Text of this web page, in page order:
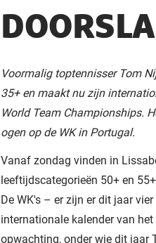
Voormalig toptennisser Tom
35+ en maakt nu zijn
World Team Championships.
ogen op de WK in Portugal.
Vanaf zondag vinden in
leeftijdscategorieën 50+ en
De WK's – er zijn er dit jaar
internationale kalender van
opwachting, onder wie dit jaar